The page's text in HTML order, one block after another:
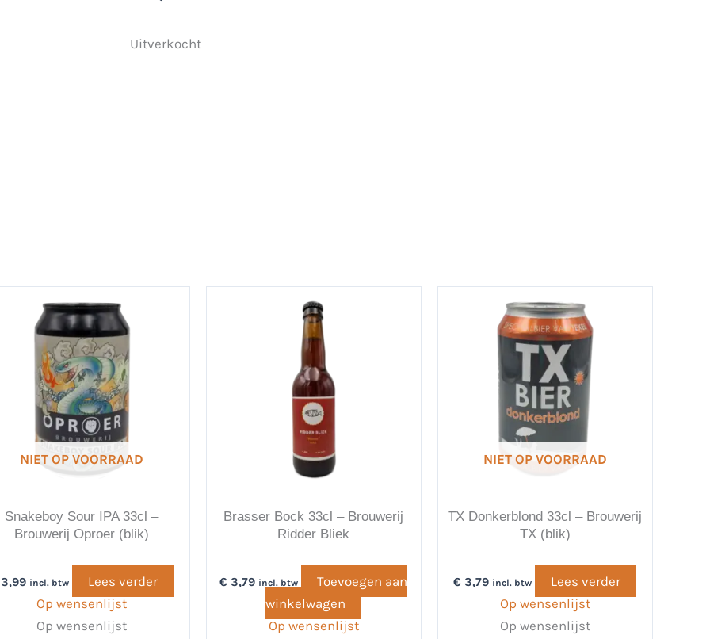
Uitverkocht
NIET OP VOORRAAD
Snakeboy Sour IPA 33cl –
Brouwerij Oproer (blik)
incl. btw
Lees verder
Op wensenlijst
Op wensenlijst
Brasser Bock 33cl – Brouwerij
Ridder Bliek
€ 3,79 incl. btw
Toevoegen aan
winkelwagen
Op wensenlijst
NIET OP VOORRAAD
TX Donkerblond 33cl – Brouwerij
TX (blik)
€ 3,79 incl. btw
Lees verder
Op wensenlijst
Op wensenlijst